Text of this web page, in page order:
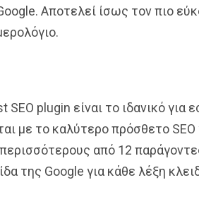
Αποτελεί ίσως τον πιο
plugin είναι το ιδανικό για
με το καλύτερο πρόσθετο SEO
από 12
της Google για κάθε λέξη